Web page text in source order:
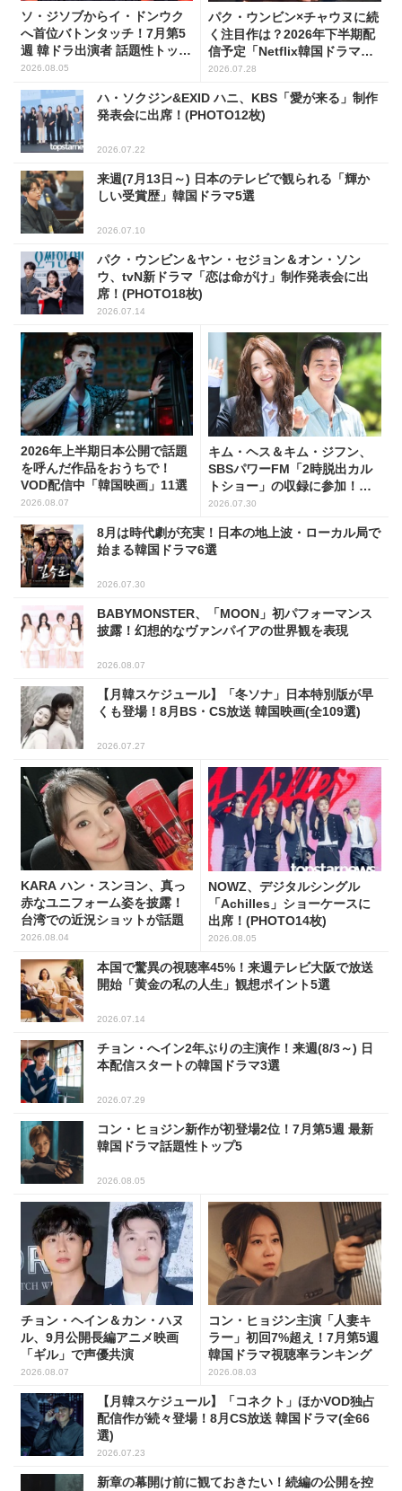
ソ・ジソブからイ・ドンウク
へ首位バトンタッチ！7月第5
週 韓ドラ出演者 話題性トップ
5
2026.08.05
パク・ウンビン×チャウヌに続
く注目作は？2026年下半期配
信予定「Netflix韓国ドラマ」8
選
2026.07.28
ハ・ソクジン&EXID ハニ、KBS「愛が来る」制作
発表会に出席！(PHOTO12枚)
2026.07.22
来週(7月13日～) 日本のテレビで観られる「輝か
しい受賞歴」韓国ドラマ5選
2026.07.10
パク・ウンビン＆ヤン・セジョン＆オン・ソン
ウ、tvN新ドラマ「恋は命がけ」制作発表会に出
席！(PHOTO18枚)
2026.07.14
2026年上半期日本公開で話題
を呼んだ作品をおうちで！
VOD配信中「韓国映画」11選
2026.08.07
キム・ヘス＆キム・ジフン、
SBSパワーFM「2時脱出カル
トショー」の収録に参加！
(PHOTO7枚)
2026.07.30
8月は時代劇が充実！日本の地上波・ローカル局で
始まる韓国ドラマ6選
2026.07.30
BABYMONSTER、「MOON」初パフォーマンス
披露！幻想的なヴァンパイアの世界観を表現
2026.08.07
【月韓スケジュール】「冬ソナ」日本特別版が早
くも登場！8月BS・CS放送 韓国映画(全109選)
2026.07.27
KARA ハン・スンヨン、真っ
赤なユニフォーム姿を披露！
台湾での近況ショットが話題
2026.08.04
NOWZ、デジタルシングル
「Achilles」ショーケースに
出席！(PHOTO14枚)
2026.08.05
本国で驚異の視聴率45%！来週テレビ大阪で放送
開始「黄金の私の人生」観想ポイント5選
2026.07.14
チョン・へイン2年ぶりの主演作！来週(8/3～) 日
本配信スタートの韓国ドラマ3選
2026.07.29
コン・ヒョジン新作が初登場2位！7月第5週 最新
韓国ドラマ話題性トップ5
2026.08.05
チョン・ヘイン＆カン・ハヌ
ル、9月公開長編アニメ映画
「ギル」で声優共演
2026.08.07
コン・ヒョジン主演「人妻キ
ラー」初回7%超え！7月第5週
韓国ドラマ視聴率ランキング
2026.08.03
【月韓スケジュール】「コネクト」ほかVOD独占
配信作が続々登場！8月CS放送 韓国ドラマ(全66
選)
2026.07.23
新章の幕開け前に観ておきたい！続編の公開を控